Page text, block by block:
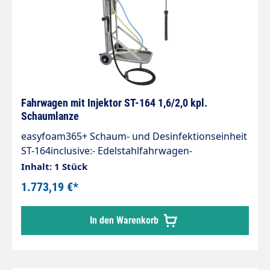
Fahrwagen mit Injektor ST-164 1,6/2,0 kpl.
Schaumlanze
easyfoam365+ Schaum- und Desinfektionseinheit
ST-164inclusive:- Edelstahlfahrwagen-
Schaumlanze ST-72.1- Zulaufschlauch 3 Meter-
Chemiansaugschläuche 1,5 MeterEingang:
M22x1,5 IGAusgang: M22x1,5 AGMax. 350 bar /
100°CRegulierung der Chemiedosierung erfolgt
durch 2 DosiereinsätzeFahrwagen:- für Schaum-
und Desinfektionseinheiten aus Edelstahl.-
Inhalt: 1 Stück
1.773,19 €*
In den Warenkorb